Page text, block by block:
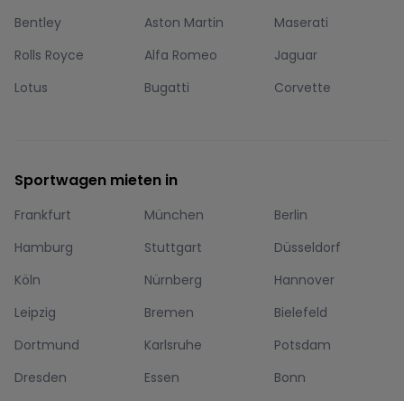
Bentley
Aston Martin
Maserati
Rolls Royce
Alfa Romeo
Jaguar
Lotus
Bugatti Corvette
Sportwagen mieten in
Frankfurt München
Berlin
Hamburg
Stuttgart
Düsseldorf
Köln
Nürnberg
Hannover
Leipzig
Bremen
Bielefeld
Dortmund
Karlsruhe
Potsdam
Dresden
Essen Bonn